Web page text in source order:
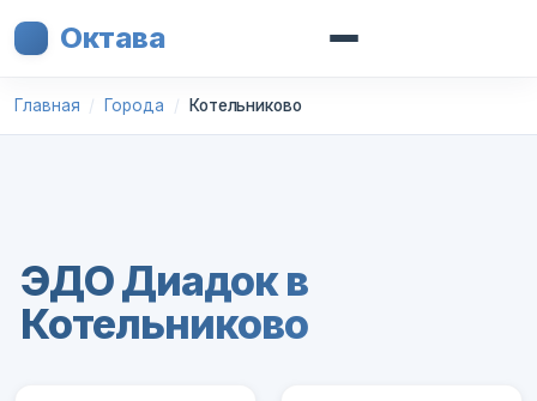
Октава
Главная Города Котельниково
ЭДО Диадок в
Котельниково